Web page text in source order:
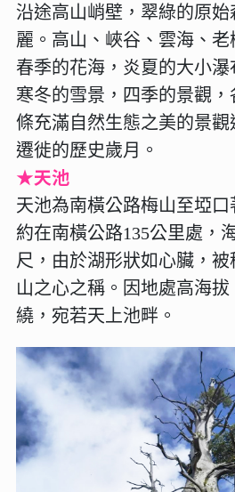
沿途高山峭壁，翠綠的原
麗。高山、峽谷、雲海、老
春季的花海，炎夏的大小瀑
寒冬的雪景，四季的景觀
條充滿自然生態之美的景觀
遷徙的歷史歲月。
★天池
天池為南橫公路梅山至埡口
約在南橫公路135公里處，
尺，由於湖形狀如心臟，
山之心之稱。因地處高海
繞，宛若天上池畔。